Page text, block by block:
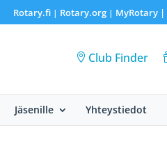
Rotary.fi| Rotary.org| MyRotary |
Club Finder
Jäsenille Yhteystiedot